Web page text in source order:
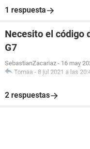
1 respuesta
Necesito el código
G7
SebastianZacariaz - 16 may
Tomaa - 8 jul 2021 a las
2 respuestas